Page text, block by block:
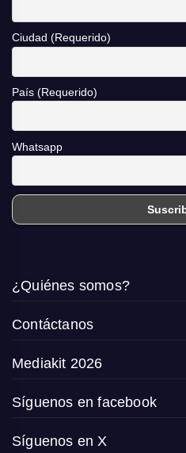
Ciudad (Requerido)
País (Requerido)
Whatsapp
¿Quiénes somos?
Contáctanos
Mediakit 2026
Síguenos en facebook
Síguenos en X